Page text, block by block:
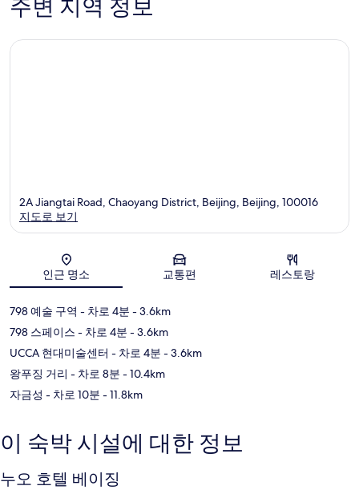
개
주변 지역 정보
지도
2A Jiangtai Road, Chaoyang District, Beijing, Beijing, 100016
지도로 보기
인근 명소 교통편 레스토랑
798 예술 구역 - 차로 4분 - 3.6km
798 스페이스 - 차로 4분 - 3.6km
UCCA 현대미술센터 - 차로 4분 - 3.6km
왕푸징 거리 - 차로 8분 - 10.4km
자금성 - 차로 10분 - 11.8km
이 숙박 시설에 대한 정보
누오 호텔 베이징